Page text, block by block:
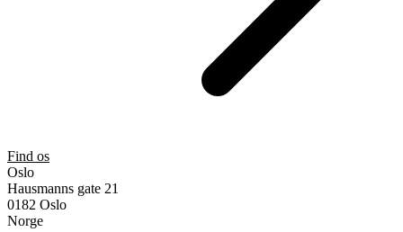
Find os
Oslo
Hausmanns gate 21
0182 Oslo
Norge